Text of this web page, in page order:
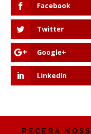
Facebook
Twitter
Google+
LinkedIn
RECEBA